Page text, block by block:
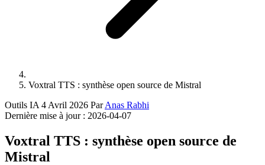
Voxtral TTS : synthèse open source de Mistral
Outils IA 4 Avril 2026 ParAnas Rabhi
Dernière mise à jour : 2026-04-07
Voxtral TTS : synthèse open source de
Mistral